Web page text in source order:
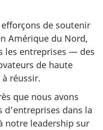
de soutenir
Amérique du Nord,
les entreprises — des
de haute
réussir.
que nous avons
dans la
notre leadership sur